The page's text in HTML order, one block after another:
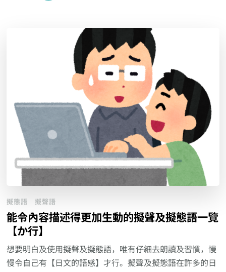
擬態語 擬聲語
能令內容描述得更加生動的擬聲及擬態語一覽
【か行】
想要明白及使用擬聲及擬態語，唯有仔細去朗讀及習慣，慢
慢令自己有【日文的語感】才行。擬聲及擬態語在許多的日